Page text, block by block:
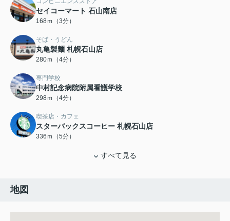
セイコーマート 石山南店
168ｍ（3分）
そば・うどん
丸亀製麺 札幌石山店
280ｍ（4分）
専門学校
中村記念病院附属看護学校
298ｍ（4分）
喫茶店・カフェ
スターバックスコーヒー 札幌石山店
336ｍ（5分）
すべて見る
地図